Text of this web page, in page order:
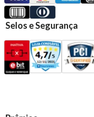
Selos e Segurança